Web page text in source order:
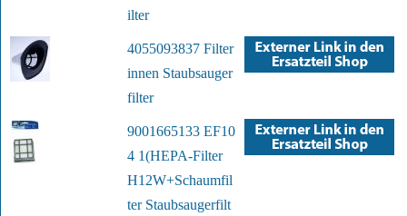
ilter
4055093837 Filter
innen Staubsauger
filter
9001665133 EF10
4 1(HEPA-Filter
H12W+Schaumfil
ter Staubsaugerfilt